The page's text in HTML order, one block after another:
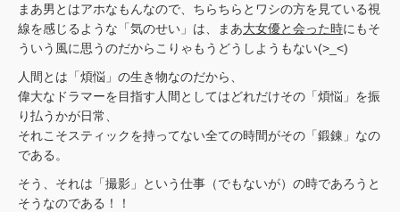
まあ男とはアホなもんなので、ちらちらとワシの方を見ている視
線を感じるような「気のせい」は、まあ大女優と会った時にもそ
ういう風に思うのだからこりゃもうどうしようもない(>_<)
人間とは「煩悩」の生き物なのだから、
偉大なドラマーを目指す人間としてはどれだけその「煩悩」を振
り払うかが日常、
それこそスティックを持ってない全ての時間がその「鍛錬」なの
である。
そう、それは「撮影」という仕事（でもないが）の時であろうと
そうなのである！！